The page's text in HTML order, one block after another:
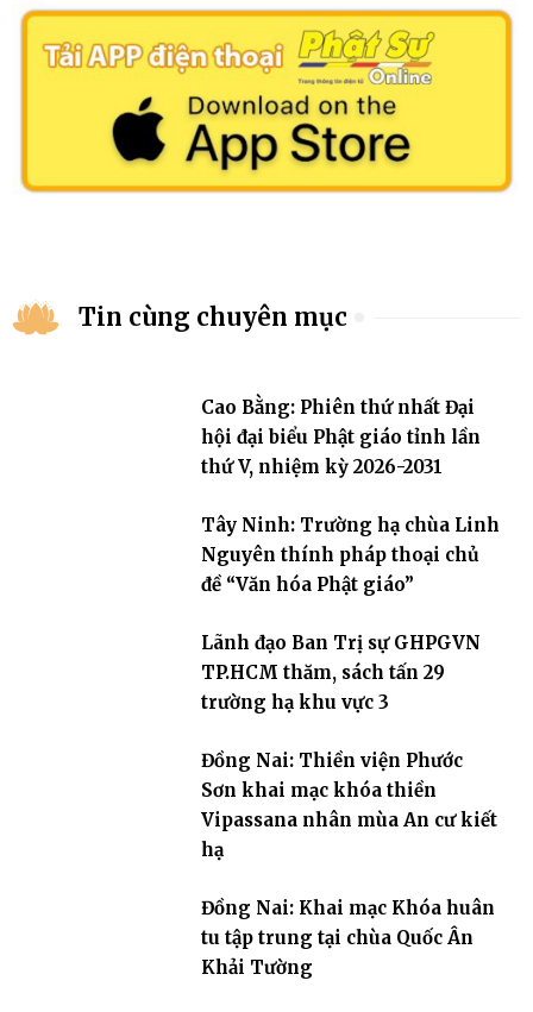
Tin cùng chuyên mục
Cao Bằng: Phiên thứ nhất Đại
hội đại biểu Phật giáo tỉnh lần
thứ V, nhiệm kỳ 2026-2031
Tây Ninh: Trường hạ chùa Linh
Nguyên thính pháp thoại chủ
đề “Văn hóa Phật giáo”
Lãnh đạo Ban Trị sự GHPGVN
TP.HCM thăm, sách tấn 29
trường hạ khu vực 3
Đồng Nai: Thiền viện Phước
Sơn khai mạc khóa thiền
Vipassana nhân mùa An cư kiết
hạ
Đồng Nai: Khai mạc Khóa huân
tu tập trung tại chùa Quốc Ân
Khải Tường